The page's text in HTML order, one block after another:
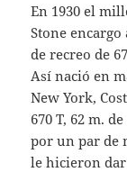
En 1930 el
Stone
de recreo de
Así nació en
New York,
670 T, 62 m.
por un par de
le hicieron